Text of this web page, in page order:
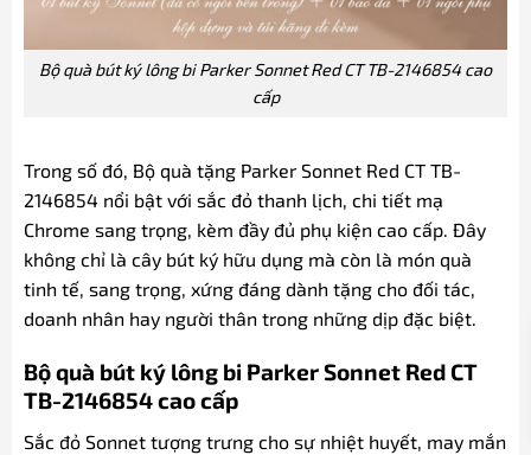
Bộ quà bút ký lông bi Parker Sonnet Red CT TB-2146854 cao
cấp
Trong số đó, Bộ quà tặng Parker Sonnet Red CT TB-
2146854 nổi bật với sắc đỏ thanh lịch, chi tiết mạ
Chrome sang trọng, kèm đầy đủ phụ kiện cao cấp. Đây
không chỉ là cây bút ký hữu dụng mà còn là món quà
tinh tế, sang trọng, xứng đáng dành tặng cho đối tác,
doanh nhân hay người thân trong những dịp đặc biệt.
Bộ quà bút ký lông bi Parker Sonnet Red CT
TB-2146854 cao cấp
Sắc đỏ Sonnet tượng trưng cho sự nhiệt huyết, may mắn